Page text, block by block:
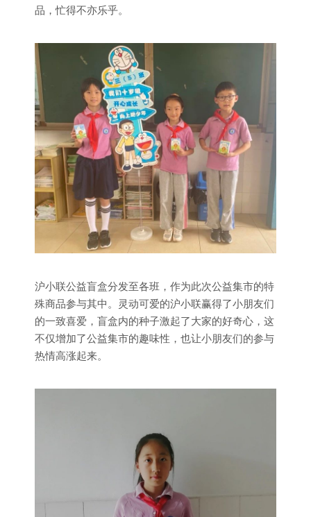
品，忙得不亦乐乎。
沪小联公益盲盒分发至各班，作为此次公益集市的特
殊商品参与其中。灵动可爱的沪小联赢得了小朋友们
的一致喜爱，盲盒内的种子激起了大家的好奇心，这
不仅增加了公益集市的趣味性，也让小朋友们的参与
热情高涨起来。